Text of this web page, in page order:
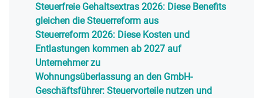
Steuerfreie Gehaltsextras 2026: Diese Benefits
gleichen die Steuerreform aus
Steuerreform 2026: Diese Kosten und
Entlastungen kommen ab 2027 auf
Unternehmer zu
Wohnungsüberlassung an den GmbH-
Geschäftsführer: Steuervorteile nutzen und